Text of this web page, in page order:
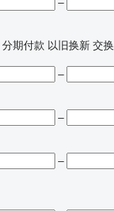
–
分期付款 以旧换新 交换
–
–
–